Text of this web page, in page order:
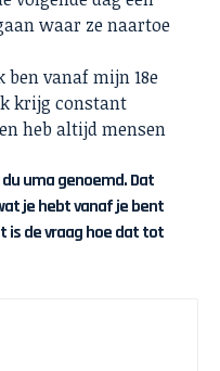
waar ze naartoe
ben vanaf mijn 18e
krijg constant
heb altijd mensen
uma genoemd. Dat
je hebt vanaf je bent
is de vraag hoe dat tot